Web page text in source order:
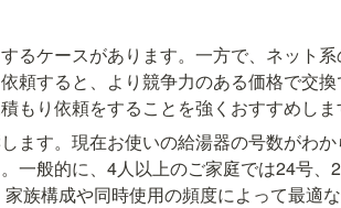
るケースがあります。一方で、ネット
頼すると、より競争力のある価格で交
もり依頼をすることを強くおすすめしま
ます。現在お使いの給湯器の号数がわ
一般的に、4人以上のご家庭では24号、2
族構成や同時使用の頻度によって最適